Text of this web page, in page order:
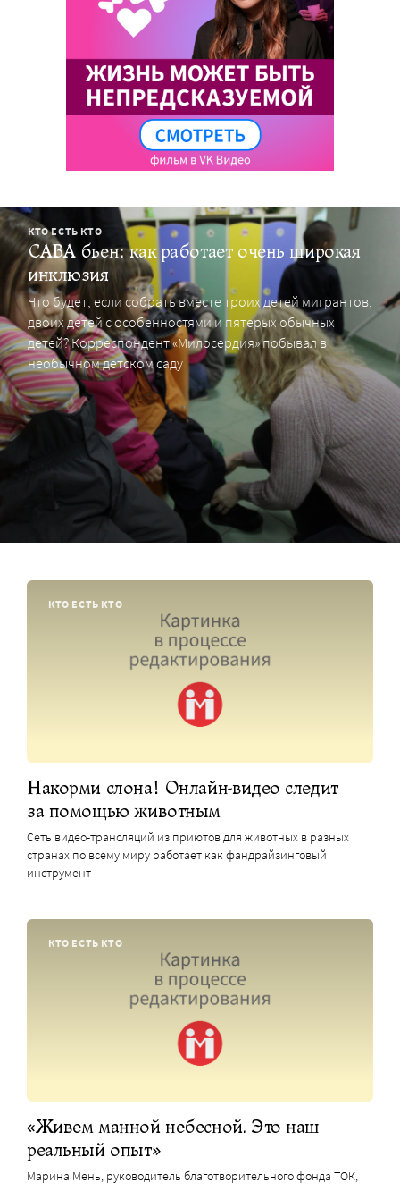
КТО ЕСТЬ КТО
САВА бьен: как работает очень широкая
инклюзия
Что будет, если собрать вместе троих детей мигрантов,
двоих детей с особенностями и пятерых обычных
детей? Корреспондент «Милосердия» побывал в
необычном детском саду
КТО ЕСТЬ КТО
Накорми слона! Онлайн-видео следит
за помощью животным
Сеть видео-трансляций из приютов для животных в разных
странах по всему миру работает как фандрайзинговый
инструмент
КТО ЕСТЬ КТО
«Живем манной небесной. Это наш
реальный опыт»
Марина Мень, руководитель благотворительного фонда ТОК,